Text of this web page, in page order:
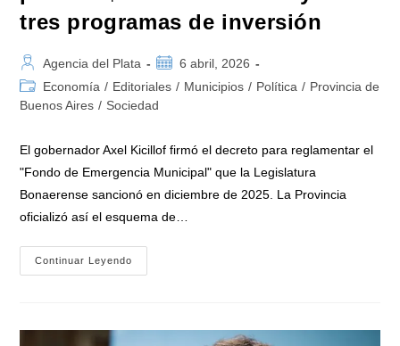
tres programas de inversión
Autor
de
la
Agencia del Plata
Publicación
de
la
6 abril, 2026
Categoría
de
Economía / Editoriales / Municipios / Política / Provincia de
Buenos Aires / Sociedad
El gobernador Axel Kicillof firmó el decreto para reglamentar el
"Fondo de Emergencia Municipal" que la Legislatura
Bonaerense sancionó en diciembre de 2025. La Provincia
oficializó así el esquema de…
Continuar Leyendo
Reglamentó